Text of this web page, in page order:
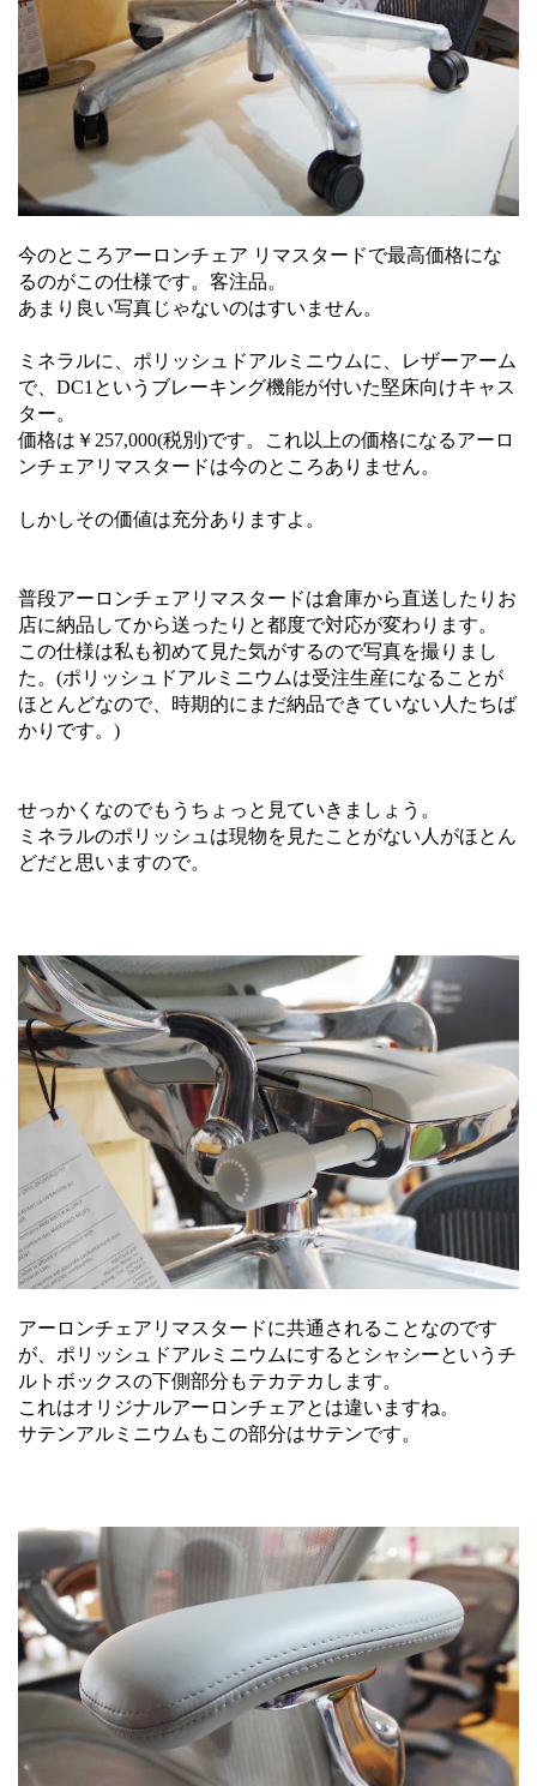
今のところアーロンチェア リマスタードで最高価格にな
るのがこの仕様です。客注品。
あまり良い写真じゃないのはすいません。
ミネラルに、ポリッシュドアルミニウムに、レザーアーム
で、DC1というブレーキング機能が付いた堅床向けキャス
ター。
価格は￥257,000(税別)です。これ以上の価格になるアーロ
ンチェアリマスタードは今のところありません。
しかしその価値は充分ありますよ。
普段アーロンチェアリマスタードは倉庫から直送したりお
店に納品してから送ったりと都度で対応が変わります。
この仕様は私も初めて見た気がするので写真を撮りまし
た。(ポリッシュドアルミニウムは受注生産になることが
ほとんどなので、時期的にまだ納品できていない人たちば
かりです。)
せっかくなのでもうちょっと見ていきましょう。
ミネラルのポリッシュは現物を見たことがない人がほとん
どだと思いますので。
アーロンチェアリマスタードに共通されることなのです
が、ポリッシュドアルミニウムにするとシャシーというチ
ルトボックスの下側部分もテカテカします。
これはオリジナルアーロンチェアとは違いますね。
サテンアルミニウムもこの部分はサテンです。